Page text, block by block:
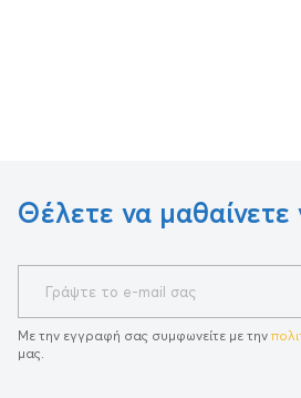
Θέλετε να μαθαίνετε
Με την εγγραφή σας συμφωνείτε με την
μας.